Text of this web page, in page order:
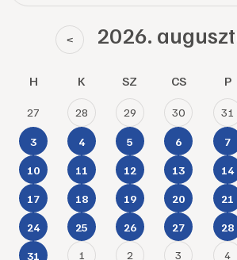
< 2026.
H K SZ CS P
27 28 29 30 31
3 4 5 6 7
10 11 12 13 14
17 18 19 20 21
24 25 26 27 28
31 1 2 3 4